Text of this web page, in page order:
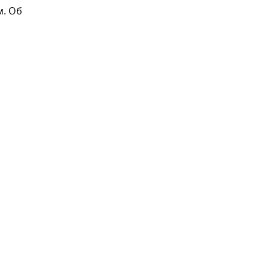
Об